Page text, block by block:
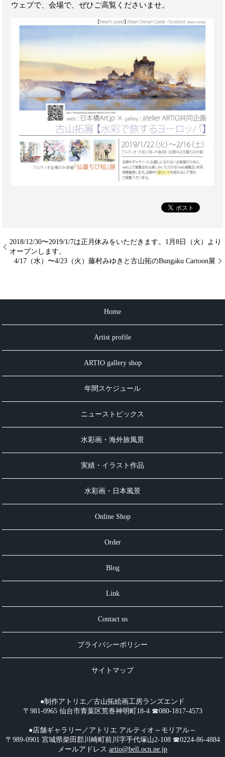
ウェブで、会場で、ぜひご高覧くださいませ。
2018/12/30〜2019/1/7は正月休みをいただきます。1月8日（火）より
オープンします。
4/17（水）〜4/23（火）藤村みゆきと古山拓のBungaku Cartoon展
Home
Artist profile
ARTIO gallery shop
年間スケジュール
ニューストピックス
水彩画・海外旅風景
実績・イラスト作品
水彩画・日本風景
Online Shop
Order
Blog
Link
Contact us
プライバシーポリシー
サイトマップ
●制作アトリエ／古山拓絵画工房ランズエンド
〒981-0965 仙台市青葉区荒巻神明町18-4 ☎︎080-1817-4573
●店舗ギャラリー／アトリエ アルティオ～モリアル～
〒989-0901 宮城県柴田郡川崎町前川字手代塚山2-108 ☎︎0224-86-4884
メールアドレス artio@bell.ocn.ne.jp